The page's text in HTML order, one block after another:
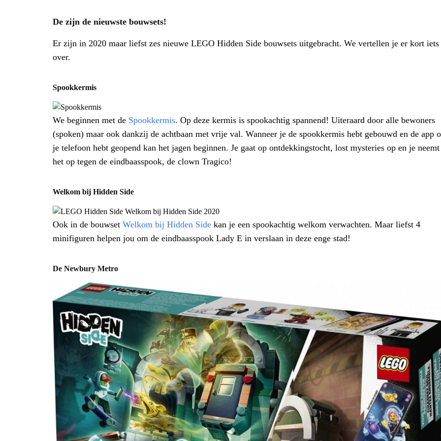
De zijn de nieuwste bouwsets!
Er zijn in 2020 maar liefst zes nieuwe LEGO Hidden Side bouwsets uitgebracht. We vertellen je er kort iets
over.
Spookkermis
We beginnen met de Spookkermis. Op deze kermis is spookachtig spannend! Uiteraard door alle bewoners
(spoken) maar ook dankzij de achtbaan met vrije val. Wanneer je de spookkermis hebt gebouwd en de app
je telefoon hebt geopend kan het jagen beginnen. Je gaat op ontdekkingstocht, lost mysteries op en je neemt
het op tegen de eindbaasspook, de clown Tragico!
Welkom bij Hidden Side
Ook in de bouwset Welkom bij Hidden Side kan je een spookachtig welkom verwachten. Maar liefst 4
minifiguren helpen jou om de eindbaasspook Lady E in verslaan in deze enge stad!
De Newbury Metro